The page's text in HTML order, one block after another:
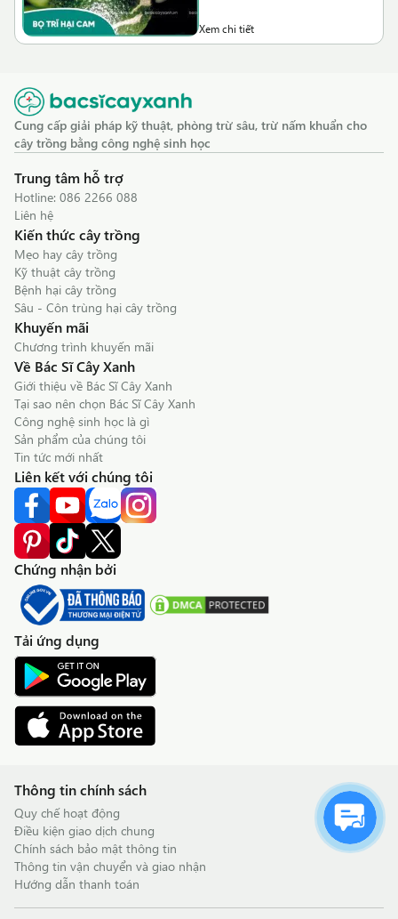
Xem chi tiết
Cung cấp giải pháp kỹ thuật, phòng trừ sâu, trừ nấm khuẩn cho
cây trồng bằng công nghệ sinh học
Trung tâm hỗ trợ
Hotline: 086 2266 088
Liên hệ
Kiến thức cây trồng
Mẹo hay cây trồng
Kỹ thuật cây trồng
Bệnh hại cây trồng
Sâu - Côn trùng hại cây trồng
Khuyến mãi
Chương trình khuyến mãi
Về Bác Sĩ Cây Xanh
Giới thiệu về Bác Sĩ Cây Xanh
Tại sao nên chọn Bác Sĩ Cây Xanh
Công nghệ sinh học là gì
Sản phẩm của chúng tôi
Tin tức mới nhất
Liên kết với chúng tôi
Chứng nhận bởi
Tải ứng dụng
Thông tin chính sách
Quy chế hoạt động
Điều kiện giao dịch chung
Chính sách bảo mật thông tin
Thông tin vận chuyển và giao nhận
Hướng dẫn thanh toán